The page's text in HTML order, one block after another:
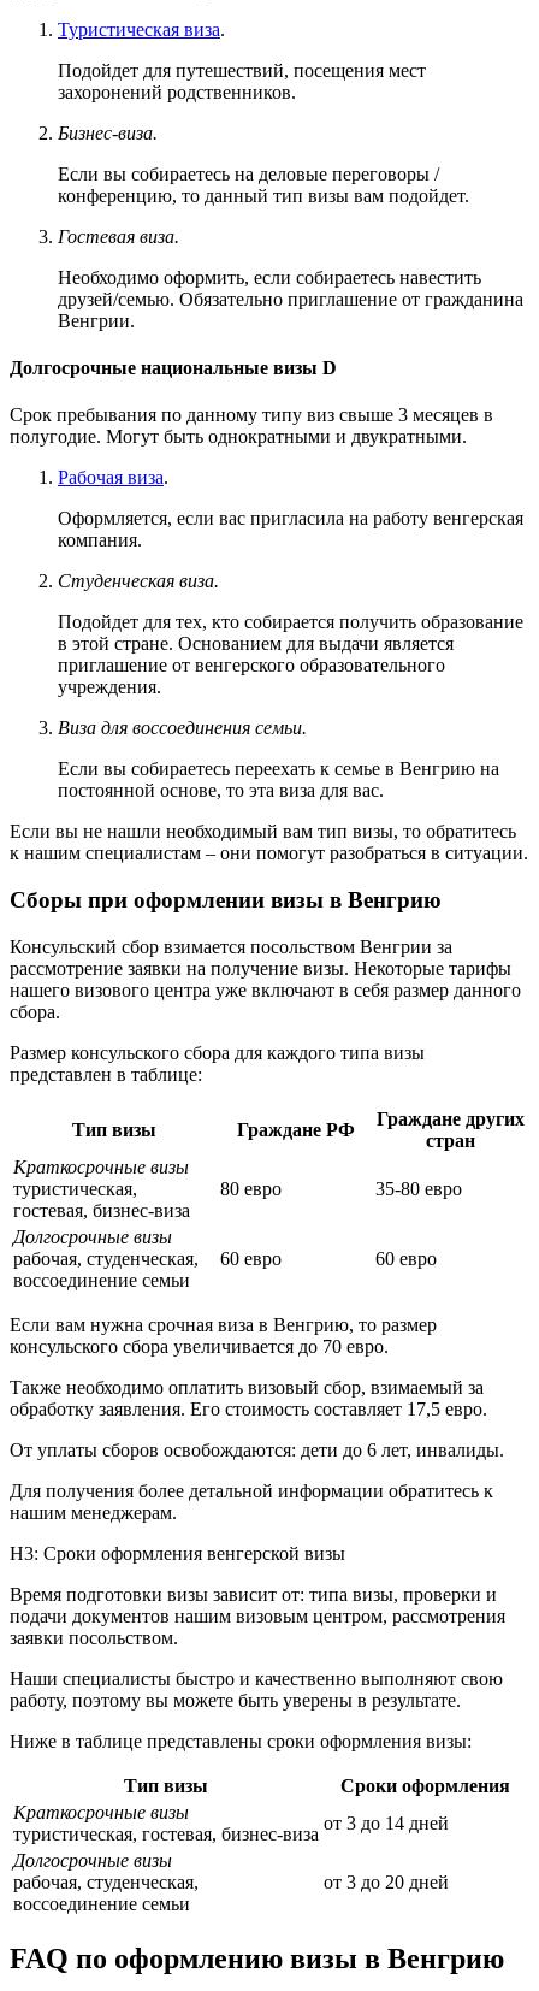
Туристическая виза.
Подойдет для путешествий, посещения мест
захоронений родственников.
Бизнес-виза.
Если вы собираетесь на деловые переговоры /
конференцию, то данный тип визы вам подойдет.
Гостевая виза.
Необходимо оформить, если собираетесь навестить
друзей/семью. Обязательно приглашение от гражданина
Венгрии.
Долгосрочные национальные визы D
Срок пребывания по данному типу виз свыше 3 месяцев в
полугодие. Могут быть однократными и двукратными.
Рабочая виза.
Оформляется, если вас пригласила на работу венгерская
компания.
Студенческая виза.
Подойдет для тех, кто собирается получить образование
в этой стране. Основанием для выдачи является
приглашение от венгерского образовательного
учреждения.
Виза для воссоединения семьи.
Если вы собираетесь переехать к семье в Венгрию на
постоянной основе, то эта виза для вас.
Если вы не нашли необходимый вам тип визы, то обратитесь
к нашим специалистам – они помогут разобраться в ситуации.
Сборы при оформлении визы в Венгрию
Консульский сбор взимается посольством Венгрии за
рассмотрение заявки на получение визы. Некоторые тарифы
нашего визового центра уже включают в себя размер данного
сбора.
Размер консульского сбора для каждого типа визы
представлен в таблице:
Тип визы Граждане РФ
Граждане других
стран
Краткосрочные визы
туристическая,
гостевая, бизнес-виза
80 евро 35-80 евро
Долгосрочные визы
рабочая, студенческая,
воссоединение семьи
60 евро 60 евро
Если вам нужна срочная виза в Венгрию, то размер
консульского сбора увеличивается до 70 евро.
Также необходимо оплатить визовый сбор, взимаемый за
обработку заявления. Его стоимость составляет 17,5 евро.
От уплаты сборов освобождаются: дети до 6 лет, инвалиды.
Для получения более детальной информации обратитесь к
нашим менеджерам.
H3: Сроки оформления венгерской визы
Время подготовки визы зависит от: типа визы, проверки и
подачи документов нашим визовым центром, рассмотрения
заявки посольством.
Наши специалисты быстро и качественно выполняют свою
работу, поэтому вы можете быть уверены в результате.
Ниже в таблице представлены сроки оформления визы:
Тип визы
Сроки оформления
Краткосрочные визы
туристическая, гостевая, бизнес-виза
от 3 до 14 дней
Долгосрочные визы
рабочая, студенческая,
воссоединение семьи
от 3 до 20 дней
FAQ по оформлению визы в Венгрию